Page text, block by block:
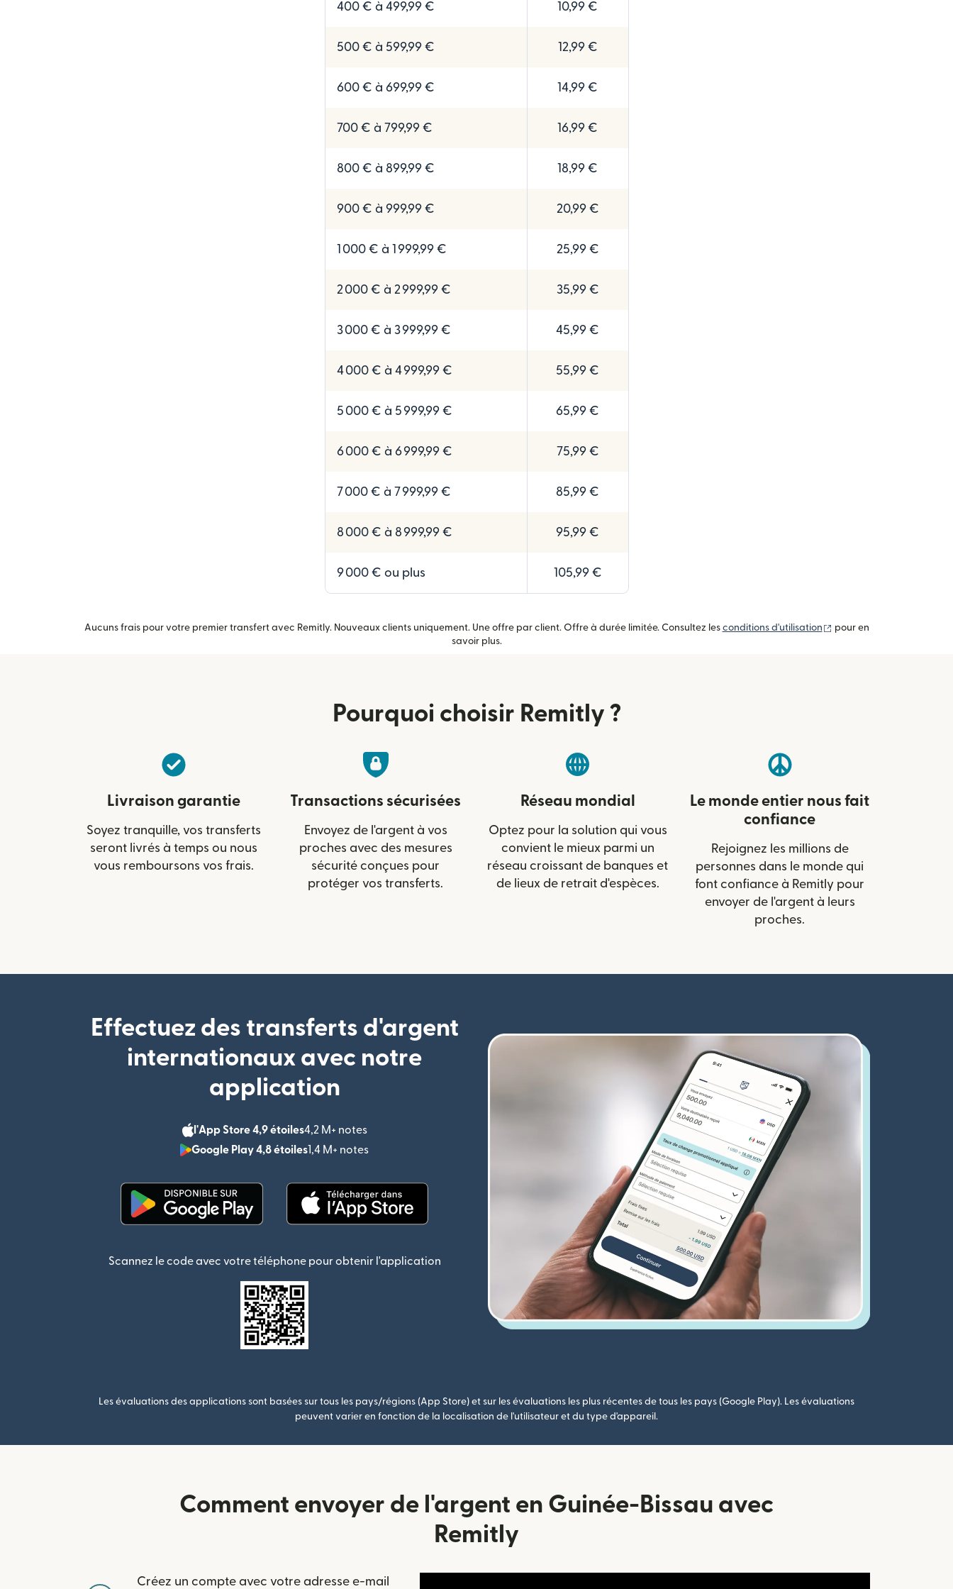
400 € à 499,99 € 10,99 €
500 € à 599,99 € 12,99 €
600 € à 699,99 € 14,99 €
700 € à 799,99 € 16,99 €
800 € à 899,99 € 18,99 €
900 € à 999,99 € 20,99 €
1 000 € à 1 999,99 € 25,99 €
2 000 € à 2 999,99 € 35,99 €
3 000 € à 3 999,99 € 45,99 €
4 000 € à 4 999,99 € 55,99 €
5 000 € à 5 999,99 € 65,99 €
6 000 € à 6 999,99 € 75,99 €
7 000 € à 7 999,99 € 85,99 €
8 000 € à 8 999,99 € 95,99 €
9 000 € ou plus 105,99 €
Aucuns frais pour votre premier transfert avec Remitly. Nouveaux clients uniquement. Une offre par client. Offre à durée limitée. Consultez les conditions d'utilisation (s'ouvre dans une
pour en
savoir plus.
Pourquoi choisir Remitly ?
Livraison garantie
Soyez tranquille, vos transferts
seront livrés à temps ou nous
vous remboursons vos frais.
Transactions sécurisées
Envoyez de l'argent à vos
proches avec des mesures
sécurité conçues pour
protéger vos transferts.
Réseau mondial
Optez pour la solution qui vous
convient le mieux parmi un
réseau croissant de banques et
de lieux de retrait d'espèces.
Le monde entier nous fait
confiance
Rejoignez les millions de
personnes dans le monde qui
font confiance à Remitly pour
envoyer de l'argent à leurs
proches.
Effectuez des transferts d'argent
internationaux avec notre
application
l'App Store 4,9 étoiles4,2 M+ notes
(s'ouvre dans une nouvelle fenêtre)
Google Play 4,8 étoiles1,4 M+ notes
Scannez le code avec votre téléphone pour obtenir l'application
Les évaluations des applications sont basées sur tous les pays/régions (App Store) et sur les évaluations les plus récentes de tous les pays (Google Play). Les évaluations
peuvent varier en fonction de la localisation de l'utilisateur et du type d'appareil.
Comment envoyer de l'argent en Guinée-Bissau avec
Remitly
Créez un compte avec votre adresse e-mail